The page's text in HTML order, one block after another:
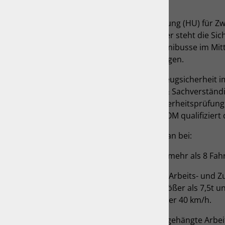
Neben der Hauptuntersuchung (HU) für
Nutzfahrzeuge und Anhänger steht die
Nutzfahrzeuge und Kraftomnibusse im
Bruno Demas und den Kollegen.
Die Ansprüche an die Fahrzeugsicherheit
gestiegen. Auch Ingenieur- &
Neuendettelsau führen
LKWs, Zugmaschinen und KOM qualifiziert
Die Sicherheitsprüfung fällt an bei:
Bussen (und andere Kfz mit mehr als 8
LKW zur Güterbeförderung, Arbeits- und
zulässigen Gesamtmasse größer als 7,5t
Höchstgeschwindigkeit größer 40 km/h.
Anhänger einschließlich „angehängte